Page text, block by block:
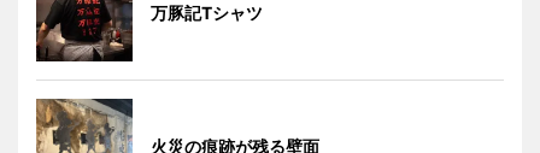
万豚記Tシャツ
火災の痕跡が残る壁面